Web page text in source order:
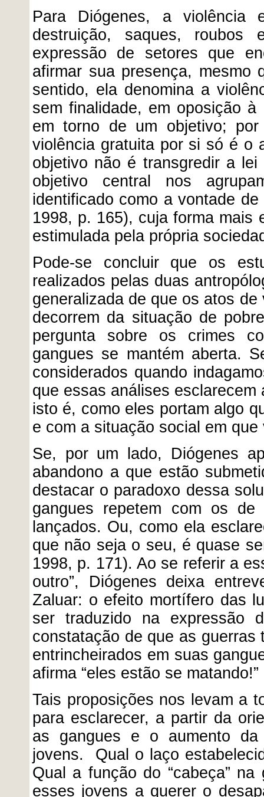
Para Diógenes, a violência
destruição, saques,
expressão de setores que
afirmar sua presença,
sentido, ela denomina a
sem finalidade, em oposição à
em torno de um objetivo;
violência gratuita por si só é o
objetivo não é transgredir a
objetivo central nos
identificado como a vontade
1998, p. 165), cuja forma mais
estimulada pela própria
Pode-se concluir que os
realizados pelas duas
generalizada de que os atos
decorrem da situação de
pergunta sobre os crimes
gangues se mantém aberta.
considerados quando
que essas análises
isto é, como eles portam algo
e com a situação social em que
Se, por um lado, Diógenes
abandono a que estão
destacar o paradoxo dessa
gangues repetem com os
lançados. Ou, como ela
que não seja o seu, é quase
1998, p. 171). Ao se referir a
outro”, Diógenes deixa
Zaluar: o efeito mortífero das
ser traduzido na expressão
constatação de que as
entrincheirados em suas
afirma “eles estão se
Tais proposições nos levam a
para esclarecer, a partir da
as gangues e o aumento
jovens. Qual o laço
Qual a função do “cabeça”
esses jovens a querer o